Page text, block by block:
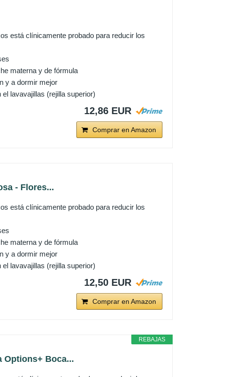
está clínicamente probado para reducir los
materna y de fórmula
y a dormir mejor
lavavajillas (rejilla superior)
12,86 EUR
Comprar en Amazon
- Flores...
está clínicamente probado para reducir los
materna y de fórmula
y a dormir mejor
lavavajillas (rejilla superior)
12,50 EUR
Comprar en Amazon
REBAJAS
Options+ Boca...